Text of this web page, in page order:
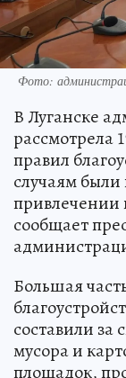
Фото:
В Луганске
рассмотрела
правил
случаям
привлечении
сообщает
Большая
составили за
мусора и
площадок,